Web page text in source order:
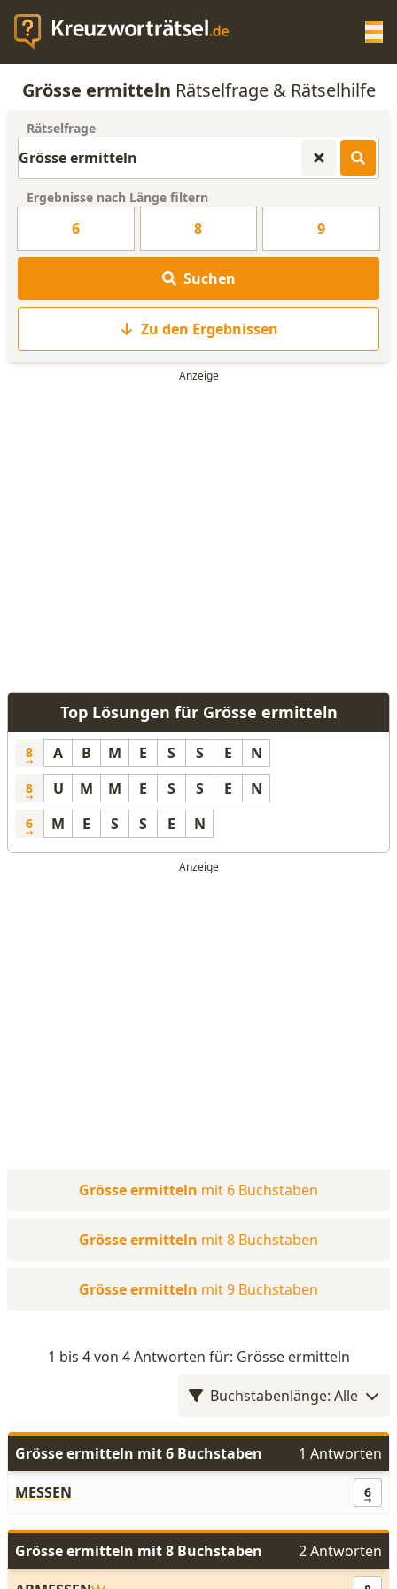
KREUZWORTRÄTSEL-HILFE
WORTLISTE
Grösse ermitteln Rätselfrage & Rätselhilfe
Rätselfrage
Ergebnisse nach Länge filtern
6 8 9
Suchen
Zu den Ergebnissen
Top Lösungen für Grösse ermitteln
8 A B M E S S E N
8 U M M E S S E N
6 M E S S E N
Grösse ermitteln mit 6 Buchstaben
Grösse ermitteln mit 8 Buchstaben
Grösse ermitteln mit 9 Buchstaben
1 bis 4 von 4 Antworten für: Grösse ermitteln
Buchstabenlänge: Alle
Grösse ermitteln mit 6 Buchstaben
1 Antworten
MESSEN
6
Grösse ermitteln mit 8 Buchstaben
2 Antworten